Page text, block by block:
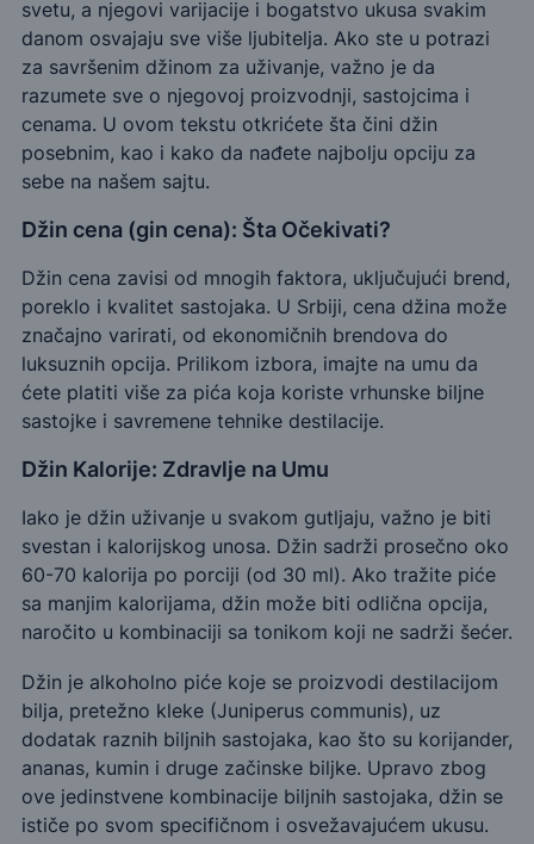
svetu, a njegovi varijacije i bogatstvo ukusa svakim
danom osvajaju sve više ljubitelja. Ako ste u potrazi
za savršenim džinom za uživanje, važno je da
razumete sve o njegovoj proizvodnji, sastojcima i
cenama. U ovom tekstu otkrićete šta čini džin
posebnim, kao i kako da nađete najbolju opciju za
sebe na našem sajtu.
Džin cena (gin cena): Šta Očekivati?
Džin cena zavisi od mnogih faktora, uključujući brend,
poreklo i kvalitet sastojaka. U Srbiji, cena džina može
značajno varirati, od ekonomičnih brendova do
luksuznih opcija. Prilikom izbora, imajte na umu da
ćete platiti više za pića koja koriste vrhunske biljne
sastojke i savremene tehnike destilacije.
Džin Kalorije: Zdravlje na Umu
Iako je džin uživanje u svakom gutljaju, važno je biti
svestan i kalorijskog unosa. Džin sadrži prosečno oko
60-70 kalorija po porciji (od 30 ml). Ako tražite piće
sa manjim kalorijama, džin može biti odlična opcija,
naročito u kombinaciji sa tonikom koji ne sadrži šećer.
Džin je alkoholno piće koje se proizvodi destilacijom
bilja, pretežno kleke (Juniperus communis), uz
dodatak raznih biljnih sastojaka, kao što su korijander,
ananas, kumin i druge začinske biljke. Upravo zbog
ove jedinstvene kombinacije biljnih sastojaka, džin se
ističe po svom specifičnom i osvežavajućem ukusu.